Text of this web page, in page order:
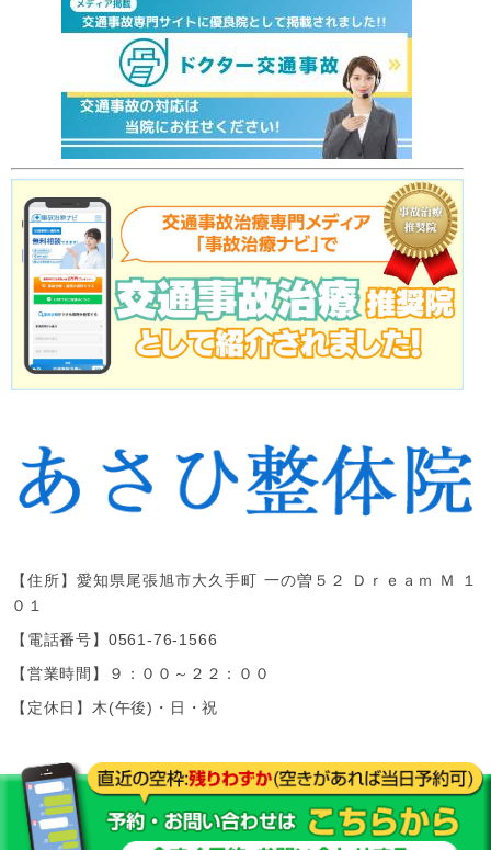
【住所】愛知県尾張旭市大久手町 一の曽５２ Ｄｒｅａｍ Ｍ １
０１
【電話番号】 0561-76-1566
【営業時間】９：００～２２：００
【定休日】木(午後)・日・祝
Copyright(c)2019あさひ整体院.All Right